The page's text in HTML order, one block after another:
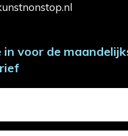
in voor de